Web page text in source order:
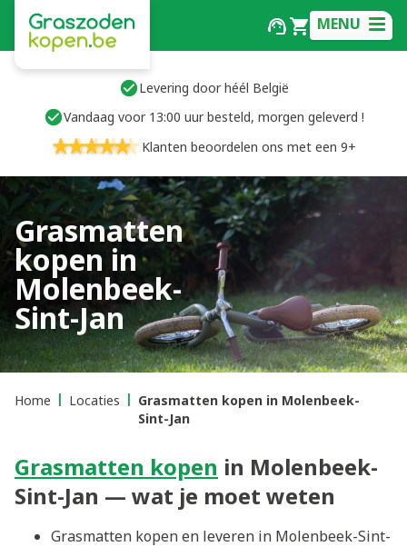
MENU
Levering door héél België
Vandaag voor 13:00 uur besteld, morgen geleverd !
Klanten beoordelen ons met een 9+
Grasmatten
kopen in
Molenbeek-
Sint-Jan
Home Locaties
Grasmatten kopen in Molenbeek-
Sint-Jan
Grasmatten kopen in Molenbeek-
Sint-Jan — wat je moet weten
Grasmatten kopen en leveren in Molenbeek-Sint-